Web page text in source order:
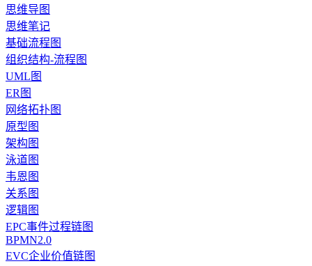
思维导图
思维笔记
基础流程图
组织结构-流程图
UML图
ER图
网络拓扑图
原型图
架构图
泳道图
韦恩图
关系图
逻辑图
EPC事件过程链图
BPMN2.0
EVC企业价值链图